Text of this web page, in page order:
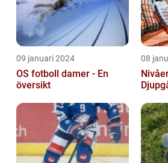
09 januari 2024
OS fotboll damer - En
översikt
08